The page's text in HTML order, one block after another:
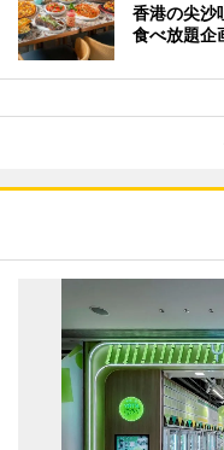
香港の尖
食べ放題企